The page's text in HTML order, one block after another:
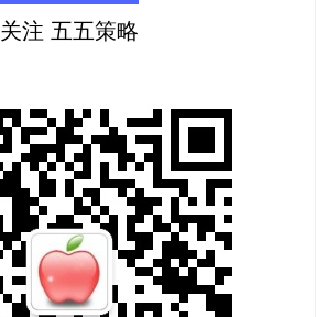
关注 五五策略